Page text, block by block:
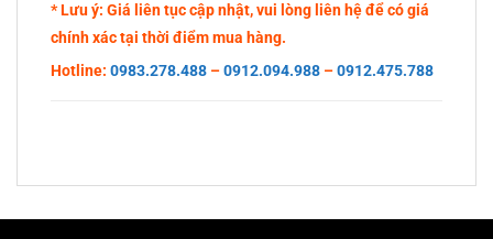
* Lưu ý: Giá liên tục cập nhật, vui lòng liên hệ để có giá
chính xác tại thời điểm mua hàng.
Hotline: 0983.278.488 –0912.094.988 –0912.475.788